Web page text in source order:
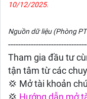
10/12/2025.
Nguồn dữ liệu (Phòng
Tham gia đầu tư
tận tâm từ các
💢 Mở tài khoản
💢 Hướng dẫn mở